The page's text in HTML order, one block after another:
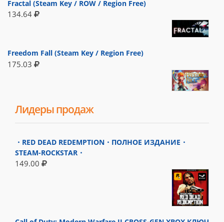
Fractal (Steam Key / ROW / Region Free)
134.64
Freedom Fall (Steam Key / Region Free)
175.03
Лидеры продаж
・RED DEAD REDEMPTION・ПОЛНОЕ ИЗДАНИЕ・
STEAM-ROCKSTAR・
149.00